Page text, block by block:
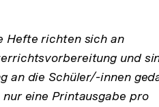
Hefte richten sich an
und
an die Schüler/-innen
eine Printausgabe pro